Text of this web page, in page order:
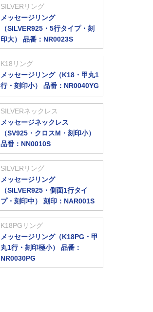
SILVERリング
メッセージリング
（SILVER925・5行タイプ・刻
印大） 品番：NR0023S
K18リング
メッセージリング（K18・甲丸1
行・刻印小） 品番：NR0040YG
SILVERネックレス
メッセージネックレス
（SV925・クロスM・刻印小）
品番：NN0010S
SILVERリング
メッセージリング
（SILVER925・側面1行タイ
プ・刻印中） 刻印：NAR001S
K18PGリング
メッセージリング（K18PG・甲
丸1行・刻印極小） 品番：
NR0030PG